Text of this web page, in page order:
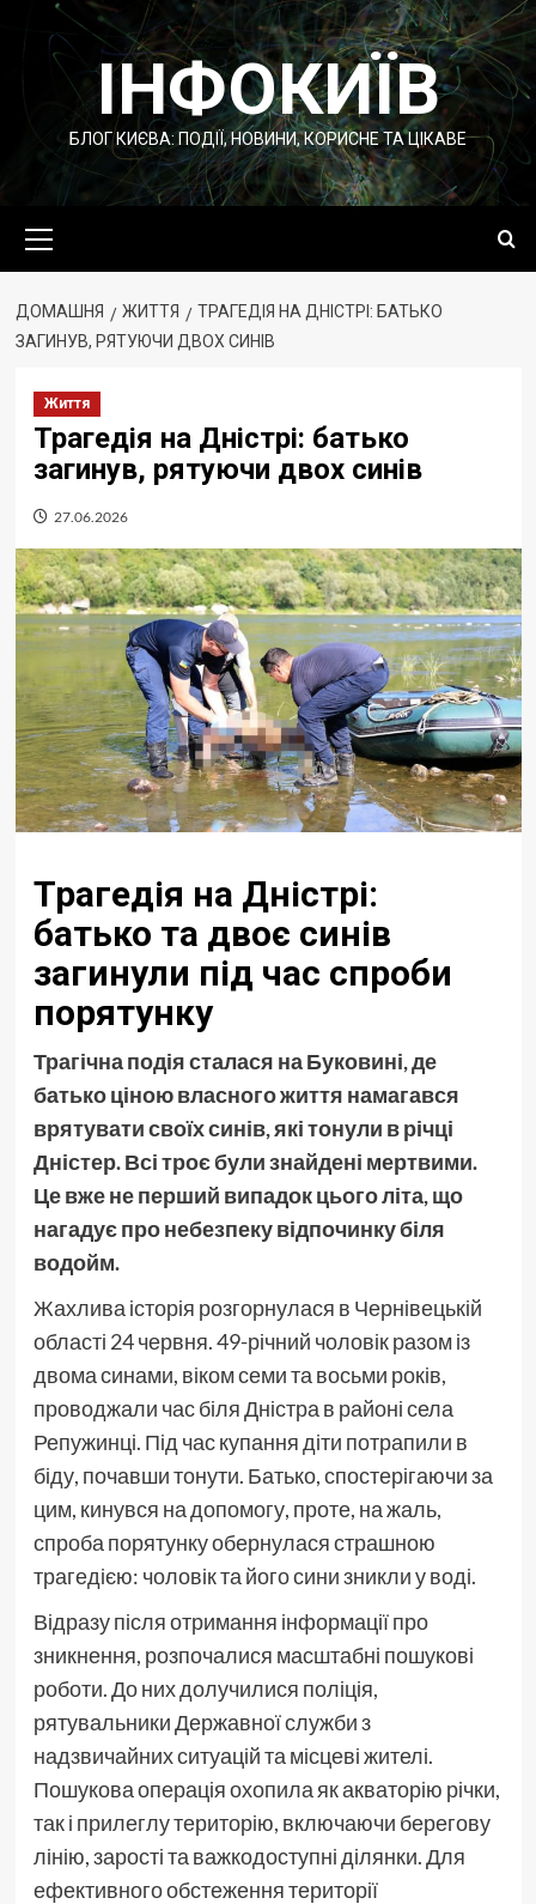
Перейти
ІНФОКИЇВ
БЛОГ КИЄВА: ПОДІЇ, НОВИНИ, КОРИСНЕ ТА ЦІКАВЕ
меню
ДОМАШНЯ ЖИТТЯ
ТРАГЕДІЯ НА ДНІСТРІ: БАТЬКО
ЗАГИНУВ, РЯТУЮЧИ ДВОХ СИНІВ
Життя
Трагедія на Дністрі: батько
загинув, рятуючи двох синів
27.06.2026
Трагедія на Дністрі:
батько та двоє синів
загинули під час спроби
порятунку
Трагічна подія сталася на Буковині, де
батько ціною власного життя намагався
врятувати своїх синів, які тонули в річці
Дністер. Всі троє були знайдені мертвими.
Це вже не перший випадок цього літа, що
нагадує про небезпеку відпочинку біля
водойм.
Жахлива історія розгорнулася в Чернівецькій
області 24 червня. 49-річний чоловік разом із
двома синами, віком семи та восьми років,
проводжали час біля Дністра в районі села
Репужинці. Під час купання діти потрапили в
біду, почавши тонути. Батько, спостерігаючи за
цим, кинувся на допомогу, проте, на жаль,
спроба порятунку обернулася страшною
трагедією: чоловік та його сини зникли у воді.
Відразу після отримання інформації про
зникнення, розпочалися масштабні пошукові
роботи. До них долучилися поліція,
рятувальники Державної служби з
надзвичайних ситуацій та місцеві жителі.
Пошукова операція охопила як акваторію річки,
так і прилеглу територію, включаючи берегову
лінію, зарості та важкодоступні ділянки. Для
ефективного обстеження території